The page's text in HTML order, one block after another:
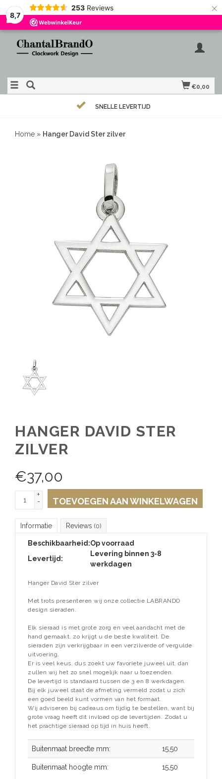
8,7
253 Reviews ×
€0,00
SNELLE LEVERTIJD
Home » Hanger David Ster zilver
HANGER DAVID STER
ZILVER
€37,00
+
-
TOEVOEGEN AAN WINKELWAGEN
Informatie Reviews (0)
Beschikbaarheid:Op voorraad
Levertijd:
Levering binnen 3-8
werkdagen
Hanger David Ster zilver
Met trots presenteren wij onze collectie LABRANDO
design sieraden.
Elk sieraad is met grote zorg en veel aandacht met de
hand gemaakt, zo krijgt u de beste kwaliteit. De
sieraden zijn verkrijgbaar in een verzilverde of vergulde
uitvoering.
Er is veel keus, dus zoekt uw favoriete juweel uit, dan
zullen wij het zo snel mogelijk naar u toezenden.
De levertijd is standaard tussen de 3 en 8 werkdagen.
Bij elk juweel staat de afmeting vermeld zodat u zich
een goed beeld kunt vormen van het formaat.
Wij adviseren bij cadeaus om tijdig te bestellen, want bij
grote vraag heeft dit invloed op de levertijden. Zodat u
het prachtige sieraad op tijd in huis heeft.
Buitenmaat breedte mm: 15,50
Buitenmaat hoogte mm: 15,50